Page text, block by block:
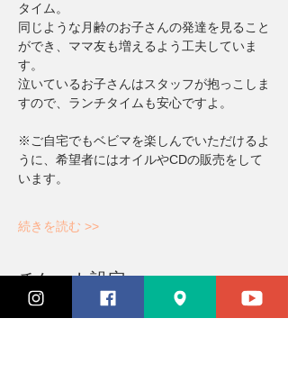
タイム。
同じような月齢のお子さんの発達を見ること
ができ、ママ友も増えるよう工夫していま
す。
泣いているお子さんはスタッフが抱っこしま
すので、ランチタイムも安心ですよ。
※ご自宅でもベビマを楽しんでいただけるよ
うに、希望者にはオイルやCDの販売をして
います。
続きを読む >>
チケット設定